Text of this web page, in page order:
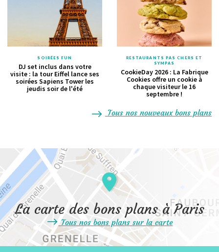
SOIRÉES FUN
DJ set inclus dans votre
visite : la tour Eiffel lance ses
soirées Sapiens Tower les
jeudis soir de l'été
RESTAURANTS PAS CHERS ET
SYMPAS
CookieDay 2026 : La Fabrique
Cookies offre un cookie à
chaque visiteur le 16
septembre !
Tous nos nouveaux bons plans
La carte des bons plans à Paris
Tous nos bons plans sur la carte